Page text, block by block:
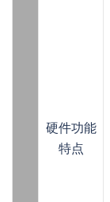
硬件功能
特点